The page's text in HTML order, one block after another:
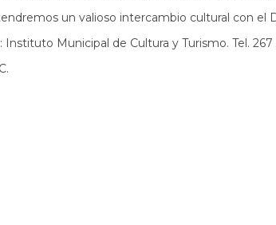
un valioso intercambio cultural con el
Instituto Municipal de Cultura y Turismo. Tel. 267